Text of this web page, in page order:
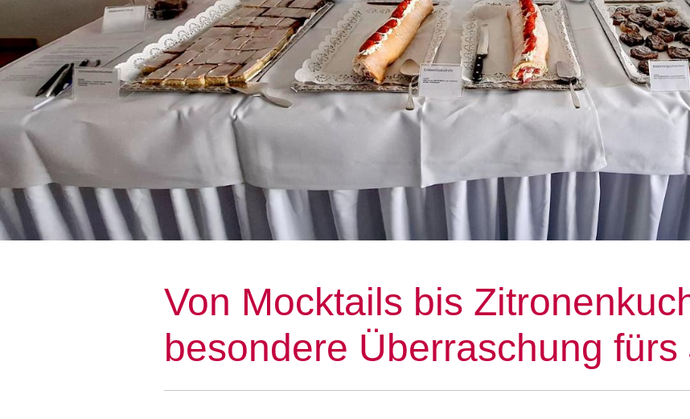
Von Mocktails bis
besondere Überraschung